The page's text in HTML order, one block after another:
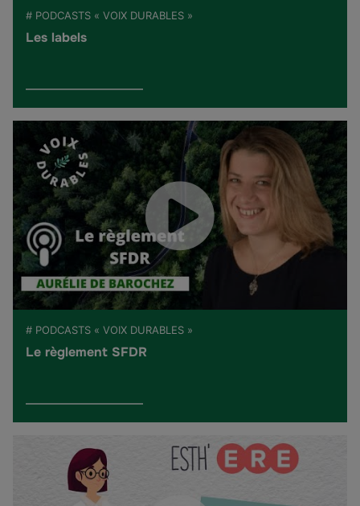
# PODCASTS « VOIX DURABLES »
Les labels
# PODCASTS « VOIX DURABLES »
Le règlement SFDR